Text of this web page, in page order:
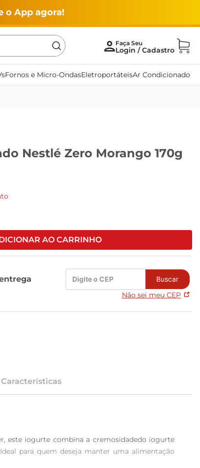
o App agora!
Fornos e Micro-OndasEletroportáteisAr Condicionado
Nestlé Zero Morango 170g
AO CARRINHO
Buscar
Não sei meu CEP
Características
este iogurte combina a cremosidadedo iogurte
para quem deseja manter uma alimentação